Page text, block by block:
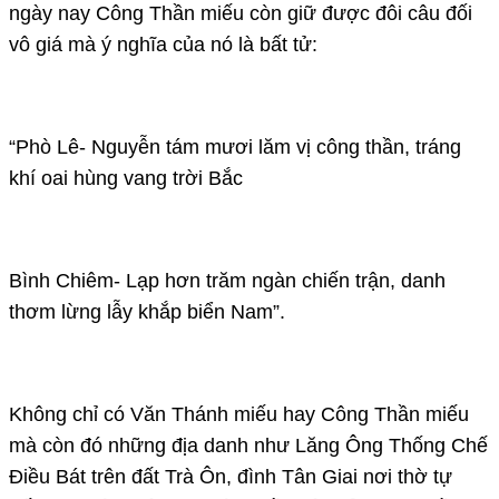
ngày nay Công Thần miếu còn giữ được đôi câu đối
vô giá mà ý nghĩa của nó là bất tử:
“Phò Lê- Nguyễn tám mươi lăm vị công thần, tráng
khí oai hùng vang trời Bắc
Bình Chiêm- Lạp hơn trăm ngàn chiến trận, danh
thơm lừng lẫy khắp biển Nam”.
Không chỉ có Văn Thánh miếu hay Công Thần miếu
mà còn đó những địa danh như Lăng Ông Thống Chế
Điều Bát trên đất Trà Ôn, đình Tân Giai nơi thờ tự